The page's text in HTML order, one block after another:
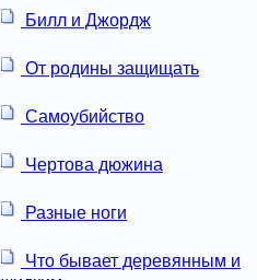
Билл и Джордж
От родины защищать
Самоубийство
Чертова дюжина
Разные ноги
Что бывает деревянным и